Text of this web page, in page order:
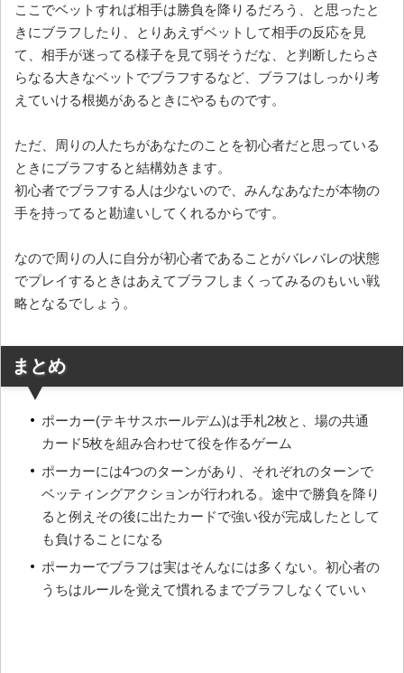
ここでベットすれば相手は勝負を降りるだろう、と思ったと
きにブラフしたり、とりあえずベットして相手の反応を見
て、相手が迷ってる様子を見て弱そうだな、と判断したらさ
らなる大きなベットでブラフするなど、ブラフはしっかり考
えていける根拠があるときにやるものです。
ただ、周りの人たちがあなたのことを初心者だと思っている
ときにブラフすると結構効きます。
初心者でブラフする人は少ないので、みんなあなたが本物の
手を持ってると勘違いしてくれるからです。
なので周りの人に自分が初心者であることがバレバレの状態
でプレイするときはあえてブラフしまくってみるのもいい戦
略となるでしょう。
まとめ
ポーカー(テキサスホールデム)は手札2枚と、場の共通
カード5枚を組み合わせて役を作るゲーム
ポーカーには4つのターンがあり、それぞれのターンで
ベッティングアクションが行われる。途中で勝負を降り
ると例えその後に出たカードで強い役が完成したとして
も負けることになる
ポーカーでブラフは実はそんなには多くない。初心者の
うちはルールを覚えて慣れるまでブラフしなくていい